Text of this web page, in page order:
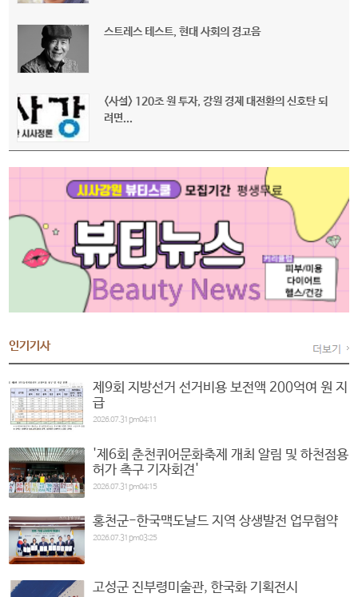
스트레스 테스트, 현대 사회의 경고음
<사설> 120조 원 투자, 강원 경제 대전환의 신호탄 되
려면...
인기기사
제9회 지방선거 선거비용 보전액 200억여 원 지
급
2026.07.31 pm04:11
'제6회 춘천퀴어문화축제 개최 알림 및 하천점용
허가 촉구 기자회견'
2026.07.31 pm04:15
홍천군-한국맥도날드 지역 상생발전 업무협약
2026.07.31 pm03:25
고성군 진부령미술관, 한국화 기획전시